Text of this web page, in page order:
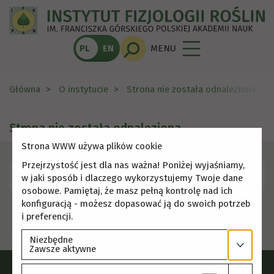
PL EN MENU
Główna O instytucie Strona nie została odnaleziona
Strona nie została odnaleziona
Skorzystaj z menu, aby wybrać inną stronę.
Strona WWW używa plików cookie
Przejrzystość jest dla nas ważna! Poniżej wyjaśniamy,
w jaki sposób i dlaczego wykorzystujemy Twoje dane
osobowe. Pamiętaj, że masz pełną kontrolę nad ich
konfiguracją - możesz dopasować ją do swoich potrzeb
i preferencji.
Niezbędne
Zawsze aktywne